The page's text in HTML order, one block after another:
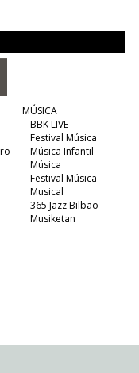
MÚSICA
BBK LIVE
Festival Música
Música Infantil
Música
Festival Música
Musical
365 Jazz Bilbao
Musiketan